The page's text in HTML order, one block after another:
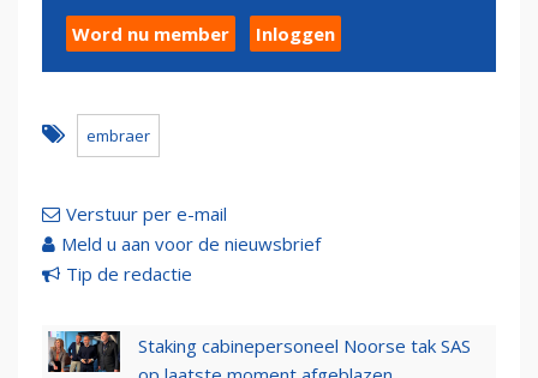
Word nu member Inloggen
embraer
Verstuur per e-mail
Meld u aan voor de nieuwsbrief
Tip de redactie
Staking cabinepersoneel Noorse tak SAS